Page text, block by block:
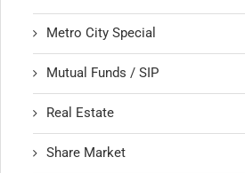
Metro City Special
Mutual Funds / SIP
Real Estate
Share Market